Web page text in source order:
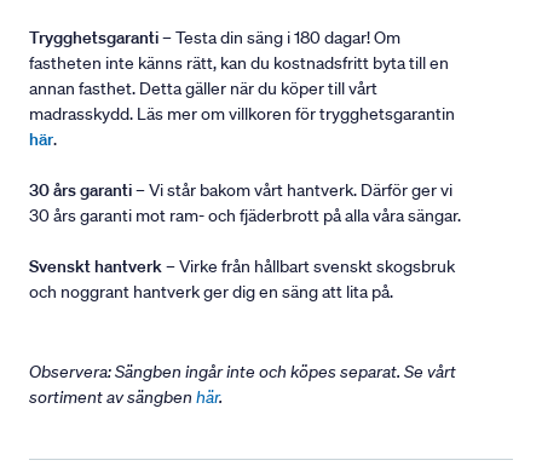
Trygghetsgaranti– Testa din säng i 180 dagar! Om
fastheten inte känns rätt, kan du kostnadsfritt byta till en
annan fasthet. Detta gäller när du köper till vårt
madrasskydd. Läs mer om villkoren för trygghetsgarantin
här.
30 års garanti– Vi står bakom vårt hantverk. Därför ger vi
30 års garanti mot ram- och fjäderbrott på alla våra sängar.
Svenskt hantverk– Virke från hållbart svenskt skogsbruk
och noggrant hantverk ger dig en säng att lita på.
Observera: Sängben ingår inte och köpes separat. Se vårt
sortiment av sängben här.